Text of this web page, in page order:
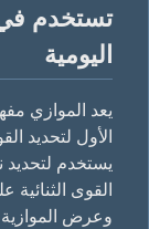
تستخدم في
اليومية
يعد الموازي
الأول لتحديد
يستخدم
القوى الثنائية
وعرض